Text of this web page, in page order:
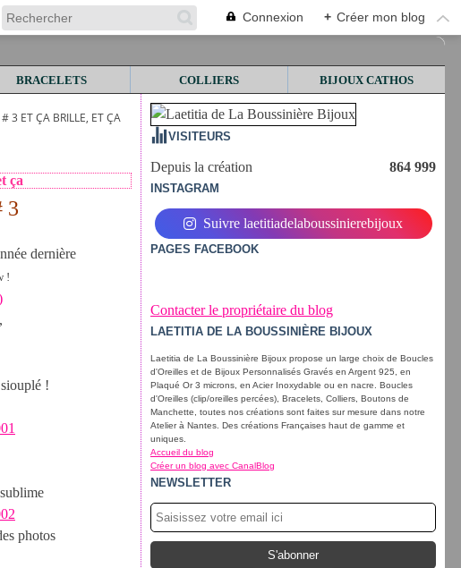
Connexion + Créer mon blog
BRACELETS COLLIERS BIJOUX CATHOS
3 ET ÇA BRILLE, ET ÇA
ça
3
dernière
!
!
photos
VISITEURS
Depuis la création 864 999
INSTAGRAM
Suivre laetitiadelaboussinierebijoux
PAGES FACEBOOK
Contacter le propriétaire du blog
LAETITIA DE LA BOUSSINIÈRE BIJOUX
Laetitia de La Boussinière Bijoux propose un large choix de Boucles
d'Oreilles et de Bijoux Personnalisés Gravés en Argent 925, en
Plaqué Or 3 microns, en Acier Inoxydable ou en nacre. Boucles
d'Oreilles (clip/oreilles percées), Bracelets, Colliers, Boutons de
Manchette, toutes nos créations sont faites sur mesure dans notre
Atelier à Nantes. Des créations Françaises haut de gamme et
uniques.
Accueil du blog
Créer un blog avec CanalBlog
NEWSLETTER